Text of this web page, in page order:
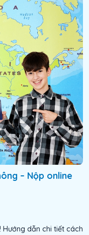
– Nộp online
dẫn chi tiết cách